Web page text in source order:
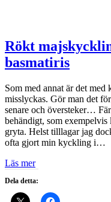
Rökt
basmatiris
Som med annat är det
misslyckas. Gör man det
senare och översteker…
behändigt, som
gryta. Helst tilllagar jag
ofta gjort min kyckling i…
Läs mer
Dela detta: